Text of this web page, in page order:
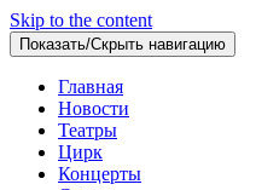
Skip to the content
Показать/Скрыть навигацию
Главная
Новости
Театры
Цирк
Концерты